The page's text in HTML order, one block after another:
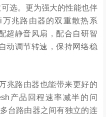
选。更为强大的性能也伴
兆路由器的双重散热系
超静音风扇，配合自研智
动调节转速，保持网络稳
兆路由器也能带来更好的
产品回程速率减半的问
台路由器之间有独立的连